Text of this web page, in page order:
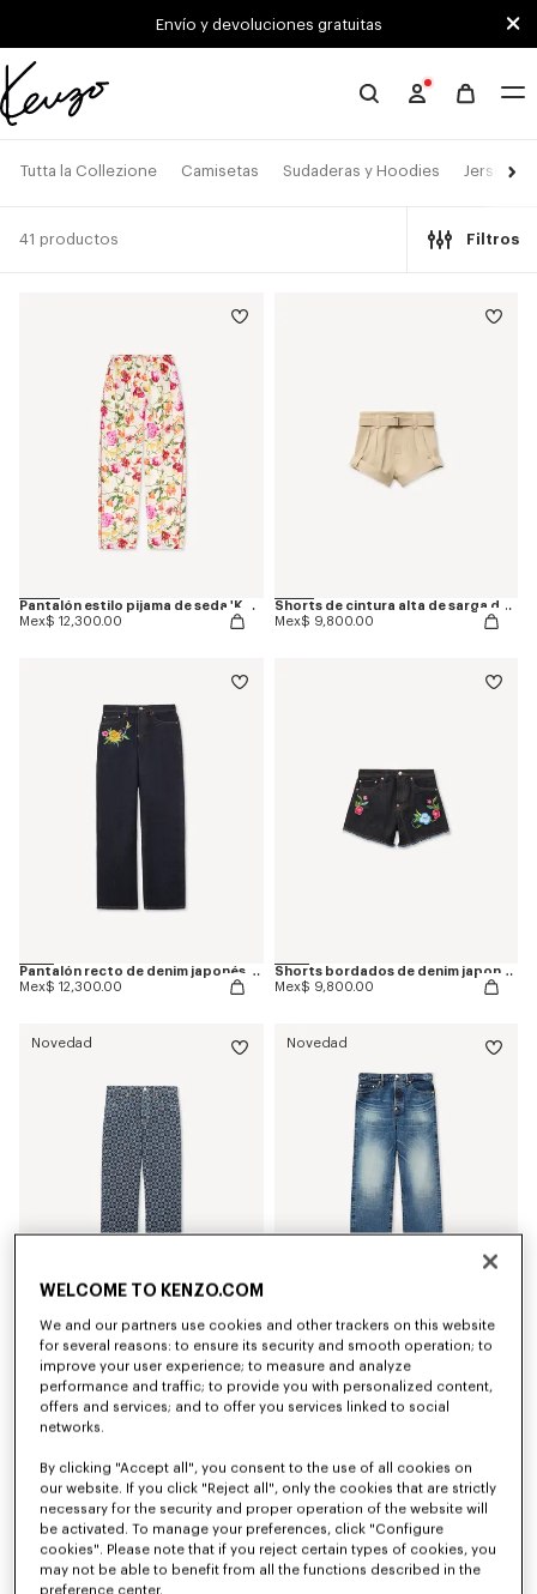
Skip to main content
Skip to footer contentEnvío y devoluciones gratuitas
Página
deTutta la Collezione Camisetas Sudaderas y Hoodies Jerséis
41 productos Filtros
Pantalón estilo pijama de seda 'KENZO Wildflower'
Mex$ 12,300.00
Shorts de cintura alta de sarga de algodón
Mex$ 9,800.00
Pantalón recto de denim japonés 'KENZO Wildflower'
Mex$ 12,300.00
Shorts bordados de denim japonés 'KENZO Wildflower'
Mex$ 9,800.00
Novedad
Mex$ 12,300.00
Novedad
Mex$ 11,300.00
Novedad
WELCOME TO KENZO.COM
We and our partners use cookies and other trackers on this website
for several reasons: to ensure its security and smooth operation; to
improve your user experience; to measure and analyze
performance and traffic; to provide you with personalized content,
offers and services; and to offer you services linked to social
networks.
By clicking "Accept all", you consent to the use of all cookies on
our website. If you click "Reject all", only the cookies that are strictly
necessary for the security and proper operation of the website will
be activated. To manage your preferences, click "Configure
cookies". Please note that if you reject certain types of cookies, you
may not be able to benefit from all the functions described in the
preference center.